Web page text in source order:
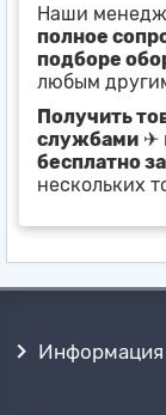
Наши
полное
подборе
любым
Получить
службами ✈
бесплатно
нескольких
Информация